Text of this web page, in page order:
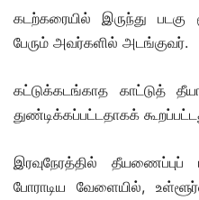
கடற்கரையில் இருந்து
பேரும் அவர்களில் அடங்குவர்.
கட்டுக்கடங்காத காட்டுத்
துண்டிக்கப்பட்டதாகக்
இரவுநேரத்தில்
போராடிய வேளையில்,